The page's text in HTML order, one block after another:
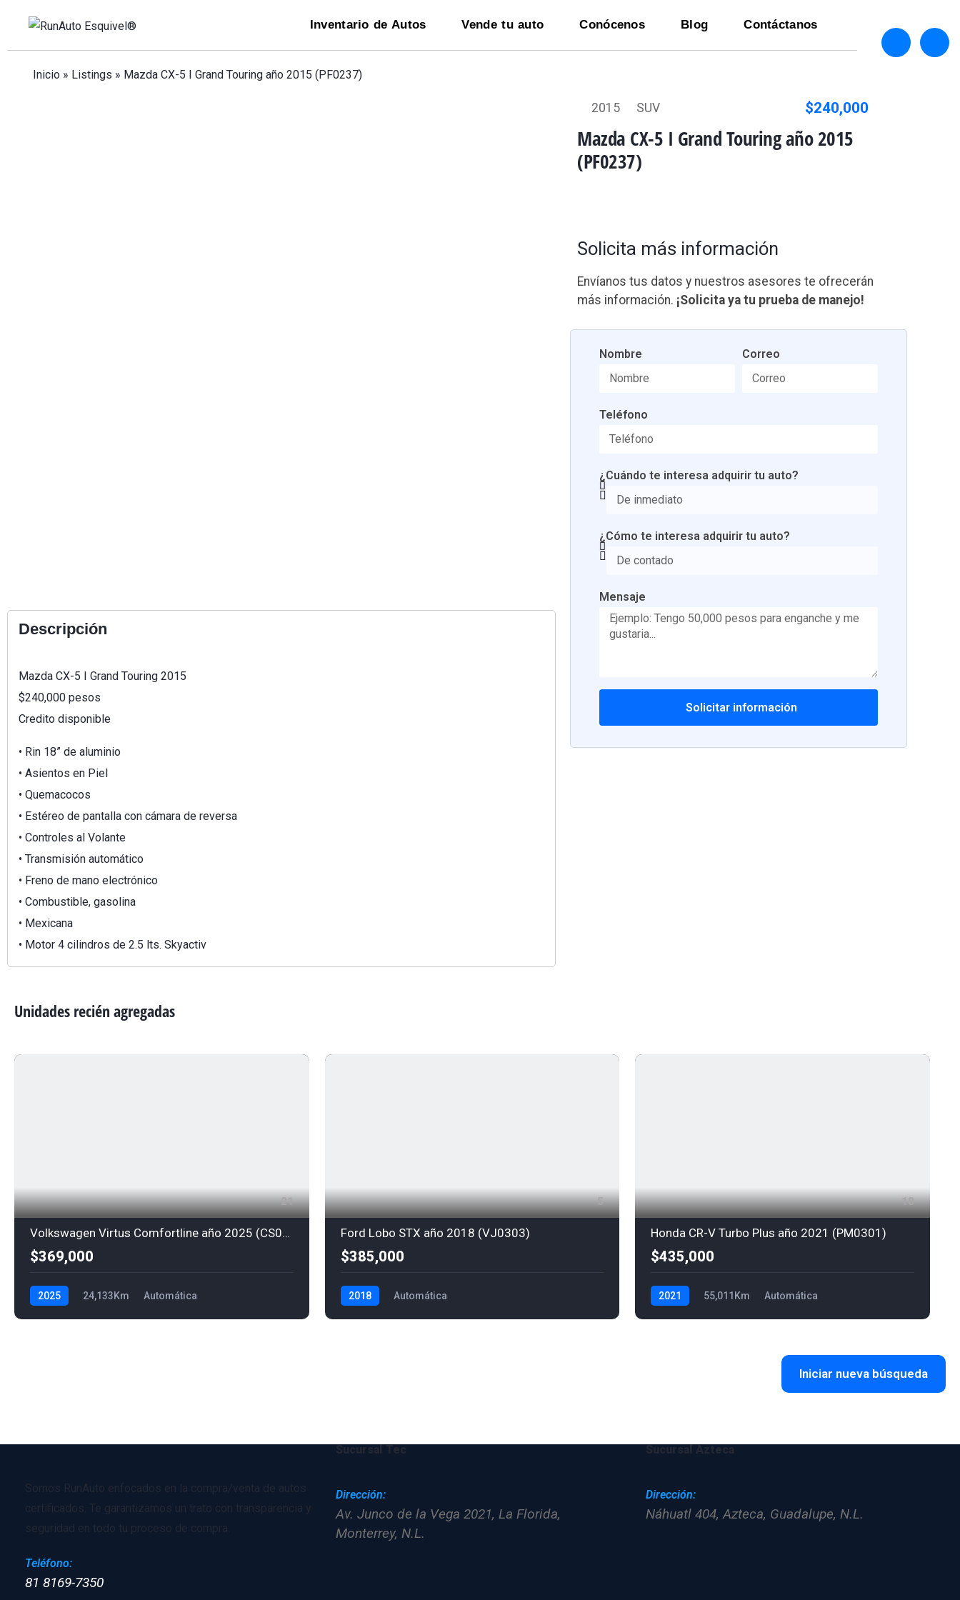
Inventario de Autos Vende tu auto Conócenos Blog Contáctanos
Inicio» Listings » Mazda CX-5 I Grand Touring año 2015 (PF0237)
Descripción
Mazda CX-5 I Grand Touring 2015
$240,000 pesos
Credito disponible
•⁠ ⁠Rin 18” de aluminio
•⁠ ⁠Asientos en Piel
•⁠ ⁠Quemacocos
•⁠ ⁠Estéreo de pantalla con cámara de reversa
•⁠ ⁠Controles al Volante
•⁠ ⁠Transmisión automático
•⁠ ⁠Freno de mano electrónico
•⁠ ⁠Combustible, gasolina
•⁠ ⁠Mexicana
•⁠ ⁠Motor 4 cilindros de 2.5 lts. Skyactiv
2015 SUV $240,000
Mazda CX-5 I Grand Touring año 2015
(PF0237)
Solicita más información
Envíanos tus datos y nuestros asesores te ofrecerán
más información. ¡Solicita ya tu prueba de manejo!
Nombre Correo
Teléfono
¿Cuándo te interesa adquirir tu auto?
¿Cómo te interesa adquirir tu auto?
Mensaje
Solicitar información
Unidades recién agregadas
21
Volkswagen Virtus Comfortline año 2025 (CS0306)
$369,000
2025 24,133Km Automática
5
Ford Lobo STX año 2018 (VJ0303)
$385,000
2018 Automática
18
Honda CR-V Turbo Plus año 2021 (PM0301)
$435,000
2021 55,011Km Automática
Iniciar nueva búsqueda
Teléfono:
81 8169-7350
Dirección:
Av. Junco de la Vega 2021, La Florida,
Monterrey, N.L.
Dirección:
Náhuatl 404, Azteca, Guadalupe, N.L.